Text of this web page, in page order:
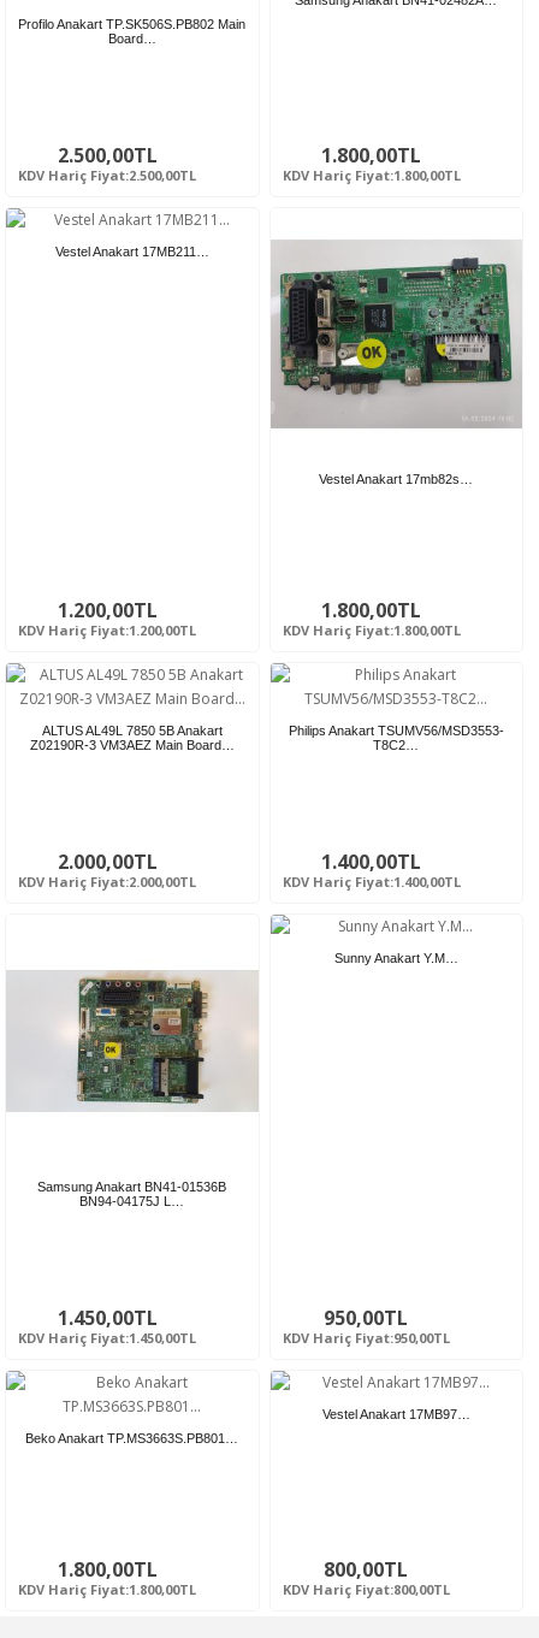
Profilo Anakart TP.SK506S.PB802 Main
Board…
2.500,00TL
KDV Hariç Fiyat:2.500,00TL
1.800,00TL
KDV Hariç Fiyat:1.800,00TL
Vestel Anakart 17MB211…
1.200,00TL
KDV Hariç Fiyat:1.200,00TL
Vestel Anakart 17mb82s…
1.800,00TL
KDV Hariç Fiyat:1.800,00TL
ALTUS AL49L 7850 5B Anakart
Z02190R-3 VM3AEZ Main Board…
2.000,00TL
KDV Hariç Fiyat:2.000,00TL
Philips Anakart TSUMV56/MSD3553-
T8C2…
1.400,00TL
KDV Hariç Fiyat:1.400,00TL
Samsung Anakart BN41-01536B
BN94-04175J L…
1.450,00TL
KDV Hariç Fiyat:1.450,00TL
Sunny Anakart Y.M…
950,00TL
KDV Hariç Fiyat:950,00TL
Beko Anakart TP.MS3663S.PB801…
1.800,00TL
KDV Hariç Fiyat:1.800,00TL
Vestel Anakart 17MB97…
800,00TL
KDV Hariç Fiyat:800,00TL